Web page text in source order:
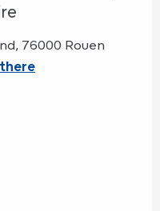
76000 Rouen